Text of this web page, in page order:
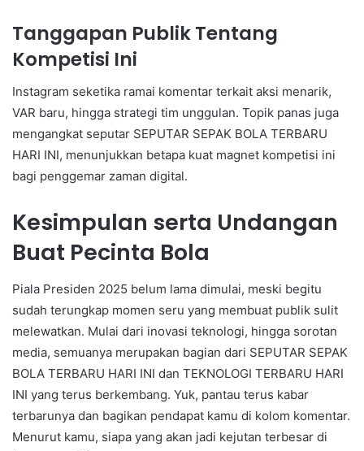
Tanggapan Publik Tentang
Kompetisi Ini
Instagram seketika ramai komentar terkait aksi menarik,
VAR baru, hingga strategi tim unggulan. Topik panas juga
mengangkat seputar SEPUTAR SEPAK BOLA TERBARU
HARI INI, menunjukkan betapa kuat magnet kompetisi ini
bagi penggemar zaman digital.
Kesimpulan serta Undangan
Buat Pecinta Bola
Piala Presiden 2025 belum lama dimulai, meski begitu
sudah terungkap momen seru yang membuat publik sulit
melewatkan. Mulai dari inovasi teknologi, hingga sorotan
media, semuanya merupakan bagian dari SEPUTAR SEPAK
BOLA TERBARU HARI INI dan TEKNOLOGI TERBARU HARI
INI yang terus berkembang. Yuk, pantau terus kabar
terbarunya dan bagikan pendapat kamu di kolom komentar.
Menurut kamu, siapa yang akan jadi kejutan terbesar di